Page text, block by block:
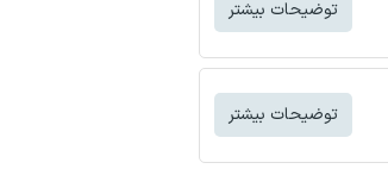
توضیحات بیشتر
توضیحات بیشتر